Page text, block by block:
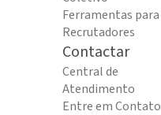
Ferramentas para
Recrutadores
Contactar
Central de
Atendimento
Entre em Contato